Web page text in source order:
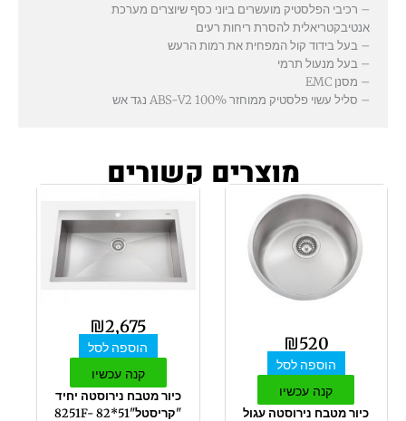
– רכיבי הפלסטיק מועשרים ביוני כסף שיוצרים מערכת
אנטיבקטריאלית להסרת ריחות רעים
– בעל בידוד קול המפחית את רמות הרעש
– בעל מנעול תרמי
– מסנן EMC
– סליל עשוי פלסטיק ממוחזר 100% ABS-V2 נגד אש
מוצרים קשורים
₪520
הוספה לסל
קנה עכשיו
כיור מטבח נירוסטה עגול
₪2,675
הוספה לסל
קנה עכשיו
כיור מטבח נירוסטה יחיד
"קריסטל"51*82 8251F-